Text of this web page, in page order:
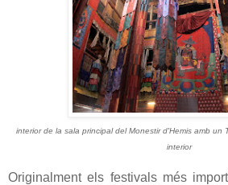
interior de la sala principal del Monestir d'Hemis amb
interior
Originalment els festivals més